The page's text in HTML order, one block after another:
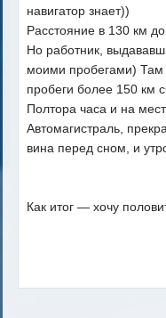
навигатор знает))
Расстояние в 130 км
Но работник,
моими пробегами) Там
пробеги более 150 км
Полтора часа и на
Автомагистраль,
вина перед сном, и
Как итог — хочу